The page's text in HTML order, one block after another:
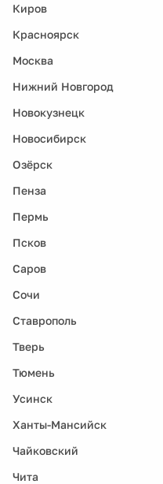
Киров
Красноярск
Москва
Нижний Новгород
Новокузнецк
Новосибирск
Озёрск
Пенза
Пермь
Псков
Саров
Сочи
Ставрополь
Тверь
Тюмень
Усинск
Ханты-Мансийск
Чайковский
Чита